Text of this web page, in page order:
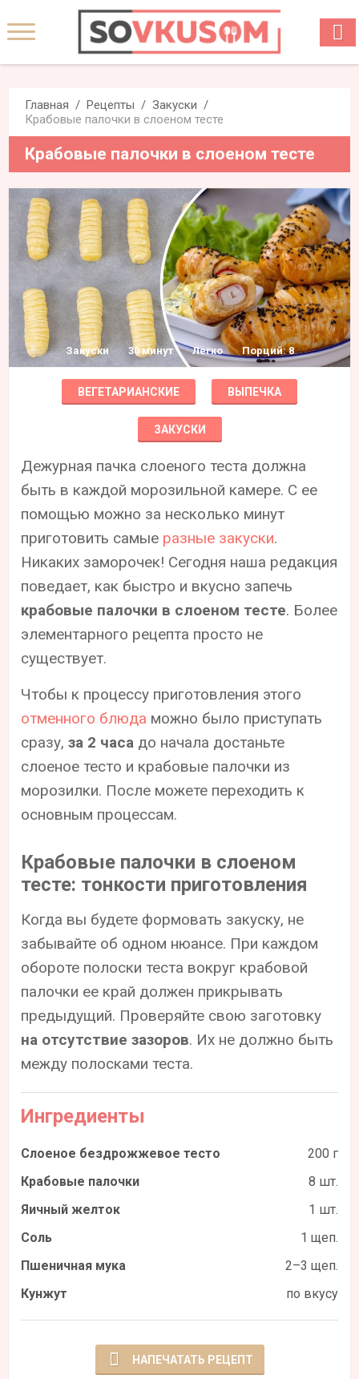
Главная Рецепты
Закуски
Крабовые палочки в слоеном тесте
Крабовые палочки в слоеном тесте
Закуски 30 минут Легко Порций: 8
ВЕГЕТАРИАНСКИЕ ВЫПЕЧКА
ЗАКУСКИ
Дежурная пачка слоеного теста должна
быть в каждой морозильной камере. С ее
помощью можно за несколько минут
приготовить самые разные закуски.
Никаких заморочек! Сегодня наша редакция
поведает, как быстро и вкусно запечь
крабовые палочки в слоеном тесте. Более
элементарного рецепта просто не
существует.
Чтобы к процессу приготовления этого
отменного блюда можно было приступать
сразу,за 2 часа до начала достаньте
слоеное тесто и крабовые палочки из
морозилки. После можете переходить к
основным процессам.
Крабовые палочки в слоеном
тесте: тонкости приготовления
Когда вы будете формовать закуску, не
забывайте об одном нюансе. При каждом
обороте полоски теста вокруг крабовой
палочки ее край должен прикрывать
предыдущий. Проверяйте свою заготовку
на отсутствие зазоров. Их не должно быть
между полосками теста.
Ингредиенты
Слоеное бездрожжевое тесто
200 г
Крабовые палочки
8 шт.
Яичный желток
1 шт.
Соль
1 щеп.
Пшеничная мука
2–3 щеп.
Кунжут
по вкусу
НАПЕЧАТАТЬ РЕЦЕПТ